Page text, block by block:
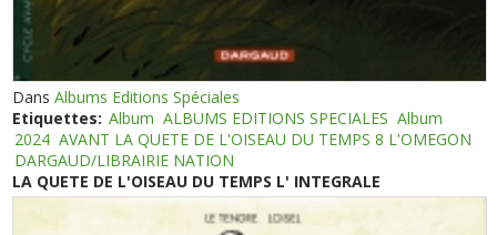
DansAlbums Editions Spéciales
Etiquettes: Album ALBUMS EDITIONS SPECIALES Album
2024 AVANT LA QUETE DE L'OISEAU DU TEMPS 8 L'OMEGON
DARGAUD/LIBRAIRIE NATION
LA QUETE DE L'OISEAU DU TEMPS L' INTEGRALE